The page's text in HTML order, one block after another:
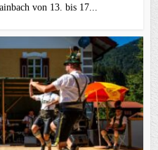
von 13. bis 17...